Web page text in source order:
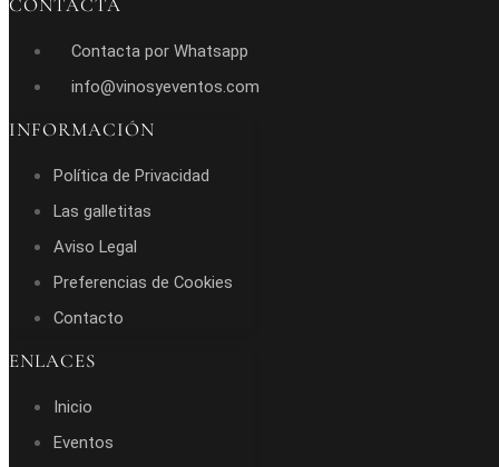
CONTACTA
Contacta por Whatsapp
info@vinosyeventos.com
INFORMACIÓN
Política de Privacidad
Las galletitas
Aviso Legal
Preferencias de Cookies
Contacto
ENLACES
Inicio
Eventos